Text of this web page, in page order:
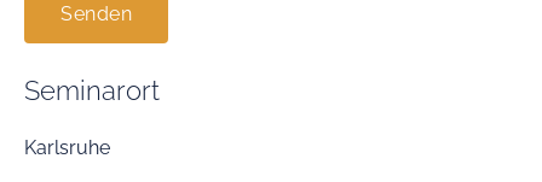
Senden
Seminarort
Karlsruhe